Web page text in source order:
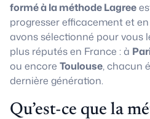
formé à la méthode Lagree
progresser efficacement et
avons sélectionné pour vous
plus réputés en France : à
ou encore Toulouse, chacun
dernière génération.
Qu’est-ce que la